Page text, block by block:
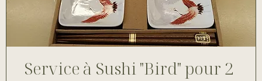
Service à Sushi "Bird" pour 2